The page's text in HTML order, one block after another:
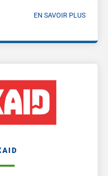
EN SAVOIR PLUS